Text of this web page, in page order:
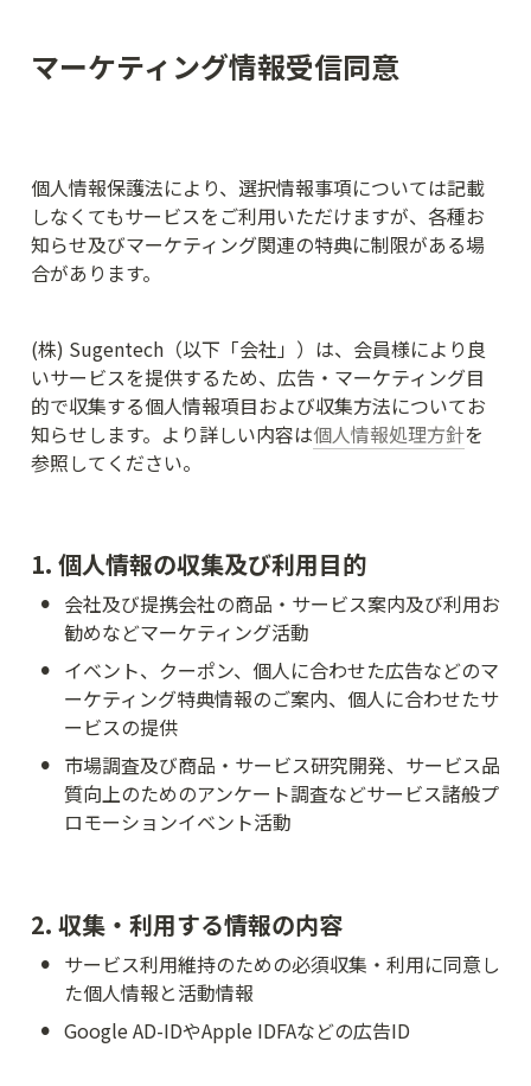
マーケティング情報受信同意
個人情報保護法により、選択情報事項については記載
しなくてもサービスをご利用いただけますが、各種お
知らせ及びマーケティング関連の特典に制限がある場
合があります。
(株) Sugentech（以下「会社」）は、会員様により良
いサービスを提供するため、広告・マーケティング目
的で収集する個人情報項目および収集方法についてお
知らせします。より詳しい内容は個人情報処理方針を
参照してください。
1. 個人情報の収集及び利用目的
• 会社及び提携会社の商品・サービス案内及び利用お
勧めなどマーケティング活動
• イベント、クーポン、個人に合わせた広告などのマ
ーケティング特典情報のご案内、個人に合わせたサ
ービスの提供
• 市場調査及び商品・サービス研究開発、サービス品
質向上のためのアンケート調査などサービス諸般プ
ロモーションイベント活動
2. 収集・利用する情報の内容
• サービス利用維持のための必須収集・利用に同意し
た個人情報と活動情報
• Google AD-IDやApple IDFAなどの広告ID